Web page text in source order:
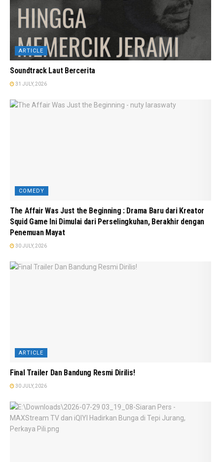
ARTICLE
Soundtrack Laut Bercerita
31 JULY, 2026
COMEDY
The Affair Was Just the Beginning : Drama Baru dari Kreator
Squid Game Ini Dimulai dari Perselingkuhan, Berakhir dengan
Penemuan Mayat
30 JULY, 2026
ARTICLE
Final Trailer Dan Bandung Resmi Dirilis!
30 JULY, 2026